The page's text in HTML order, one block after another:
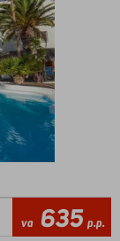
va 635 p.p.